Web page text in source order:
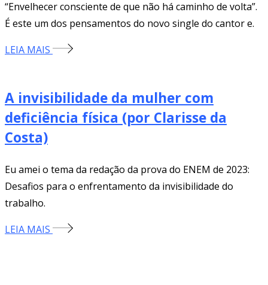
“Envelhecer consciente de que não há caminho de volta”.
É este um dos pensamentos do novo single do cantor e.
LEIA MAIS
A invisibilidade da mulher com
deficiência física (por Clarisse da
Costa)
Eu amei o tema da redação da prova do ENEM de 2023:
Desafios para o enfrentamento da invisibilidade do
trabalho.
LEIA MAIS